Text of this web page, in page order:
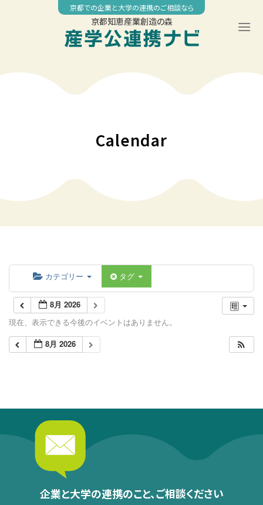
京都での企業と大学の連携のご相談なら
京都知恵産業創造の森
Calendar
カテゴリー タグ
8月 2026
現在、表示できる今後のイベントはありません。
8月 2026
企業と大学の連携のこと、ご相談ください